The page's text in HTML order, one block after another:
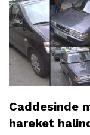
Caddesinde
hareket